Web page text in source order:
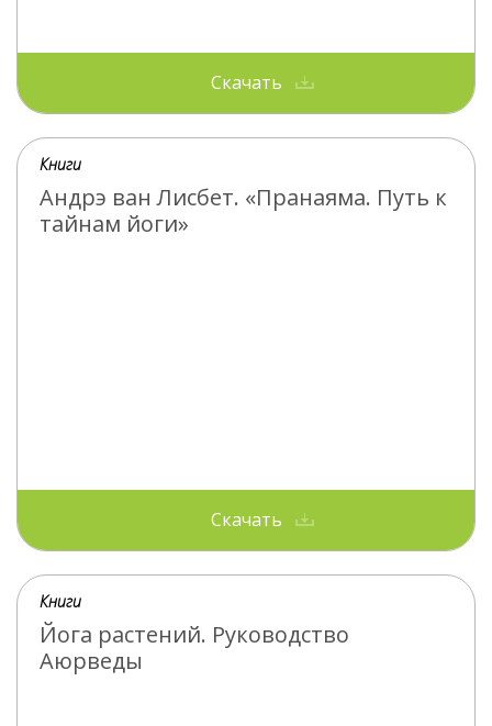
Скачать
Книги
Андрэ ван Лисбет. «Пранаяма. Путь к
тайнам йоги»
Скачать
Книги
Йога растений. Руководство
Аюрведы